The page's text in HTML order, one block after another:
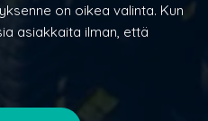
on oikea valinta. Kun
asiakkaita ilman, että